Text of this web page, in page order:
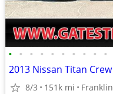
• • • • • • • • • •
2013 Nissan Titan
8/3 151k mi